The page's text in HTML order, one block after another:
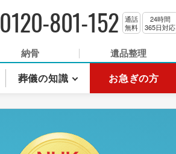
0120-801-152
通話
無料
24時間
365日対応
納骨 遺品整理
葬儀の知識 お急ぎの方